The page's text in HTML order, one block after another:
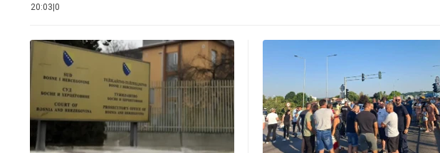
20:03 0